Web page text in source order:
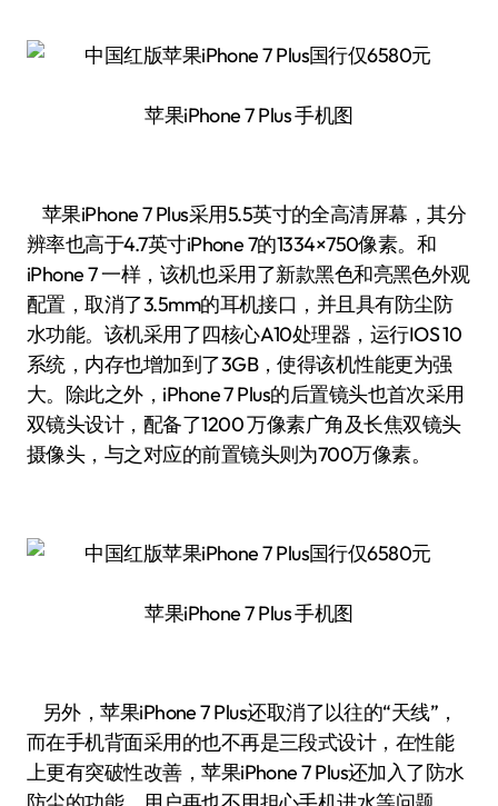
苹果iPhone 7 Plus 手机图
苹果iPhone 7 Plus采用5.5英寸的全高清屏幕，其分
辨率也高于4.7英寸iPhone 7的1334×750像素。和
iPhone 7 一样，该机也采用了新款黑色和亮黑色外观
配置，取消了3.5mm的耳机接口，并且具有防尘防
水功能。该机采用了四核心A10处理器，运行IOS 10
系统，内存也增加到了3GB，使得该机性能更为强
大。除此之外，iPhone 7 Plus的后置镜头也首次采用
双镜头设计，配备了1200 万像素广角及长焦双镜头
摄像头，与之对应的前置镜头则为700万像素。
苹果iPhone 7 Plus 手机图
另外，苹果iPhone 7 Plus还取消了以往的“天线”，
而在手机背面采用的也不再是三段式设计，在性能
上更有突破性改善，苹果iPhone 7 Plus还加入了防水